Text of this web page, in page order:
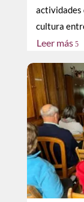
actividades
cultura
Leer más 5